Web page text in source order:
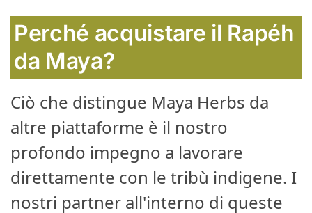
Perché acquistare il Rapéh
da Maya?
Ciò che distingue Maya Herbs da
altre piattaforme è il nostro
profondo impegno a lavorare
direttamente con le tribù indigene. I
nostri partner all'interno di queste